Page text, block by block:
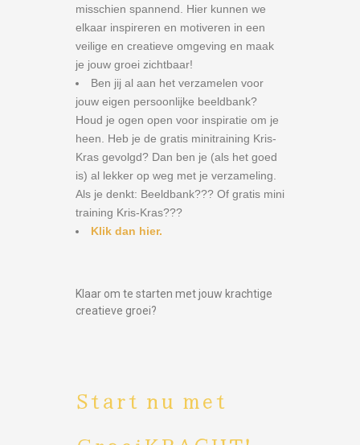
misschien spannend. Hier kunnen we
elkaar inspireren en motiveren in een
veilige en creatieve omgeving en maak
je jouw groei zichtbaar!
Ben jij al aan het verzamelen voor
jouw eigen persoonlijke beeldbank?
Houd je ogen open voor inspiratie om je
heen. Heb je de gratis minitraining Kris-
Kras gevolgd? Dan ben je (als het goed
is) al lekker op weg met je verzameling.
Als je denkt: Beeldbank??? Of gratis mini
training Kris-Kras???
Klik dan hier.
Klaar om te starten met jouw krachtige
creatieve groei?
Start nu met